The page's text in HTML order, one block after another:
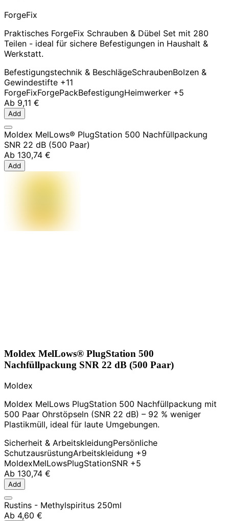
ForgeFix
Praktisches ForgeFix Schrauben & Dübel Set mit 280
Teilen - ideal für sichere Befestigungen in Haushalt &
Werkstatt.
Befestigungstechnik & BeschlägeSchraubenBolzen &
Gewindestifte +11
ForgeFixForgePackBefestigungHeimwerker +5
Ab 9,11 €
Add
Moldex MelLows® PlugStation 500 Nachfüllpackung
SNR 22 dB (500 Paar)
Ab 130,74 €
Add
Moldex MelLows® PlugStation 500
Nachfüllpackung SNR 22 dB (500 Paar)
Moldex
Moldex MelLows PlugStation 500 Nachfüllpackung mit
500 Paar Ohrstöpseln (SNR 22 dB) – 92 % weniger
Plastikmüll, ideal für laute Umgebungen.
Sicherheit & ArbeitskleidungPersönliche
SchutzausrüstungArbeitskleidung +9
MoldexMelLowsPlugStationSNR +5
Ab 130,74 €
Add
Rustins - Methylspiritus 250ml
Ab 4,60 €